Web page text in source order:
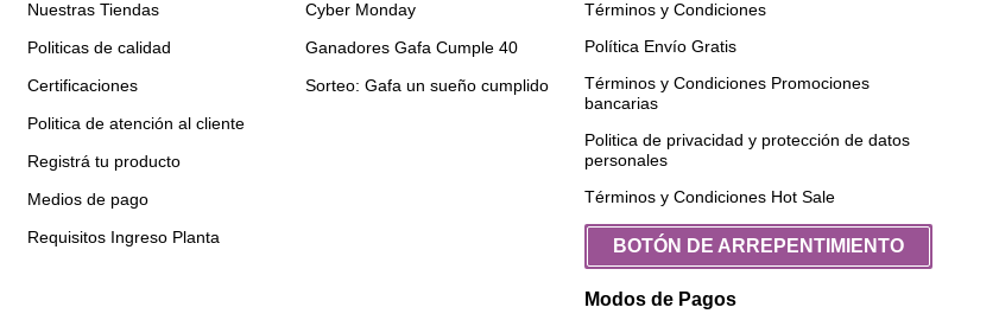
Nuestras Tiendas
Politicas de calidad
Certificaciones
Politica de atención al cliente
Registrá tu producto
Medios de pago
Requisitos Ingreso Planta
Cyber Monday
Ganadores Gafa Cumple 40
Sorteo: Gafa un sueño cumplido
Términos y Condiciones
Política Envío Gratis
Términos y Condiciones Promociones
bancarias
Politica de privacidad y protección de datos
personales
Términos y Condiciones Hot Sale
BOTÓN DE ARREPENTIMIENTO
Modos de Pagos